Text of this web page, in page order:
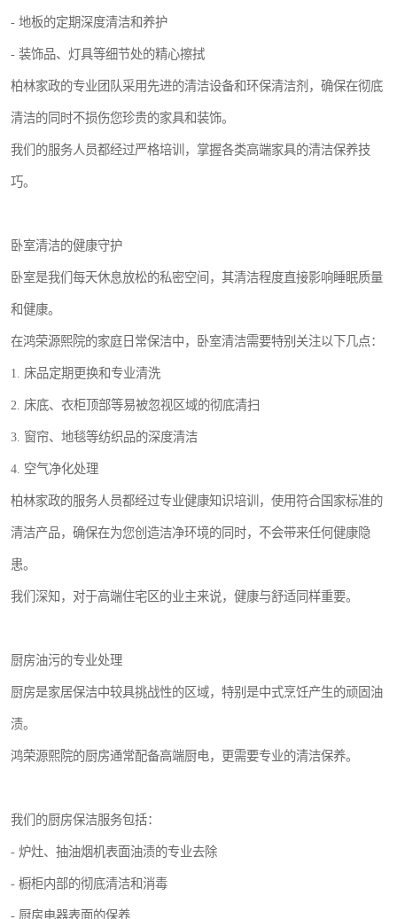
- 地板的定期深度清洁和养护
- 装饰品、灯具等细节处的精心擦拭
柏林家政的专业团队采用先进的清洁设备和环保清洁剂，确保在彻底
清洁的同时不损伤您珍贵的家具和装饰。
我们的服务人员都经过严格培训，掌握各类高端家具的清洁保养技
巧。
卧室清洁的健康守护
卧室是我们每天休息放松的私密空间，其清洁程度直接影响睡眠质量
和健康。
在鸿荣源熙院的家庭日常保洁中，卧室清洁需要特别关注以下几点：
1. 床品定期更换和专业清洗
2. 床底、衣柜顶部等易被忽视区域的彻底清扫
3. 窗帘、地毯等纺织品的深度清洁
4. 空气净化处理
柏林家政的服务人员都经过专业健康知识培训，使用符合国家标准的
清洁产品，确保在为您创造洁净环境的同时，不会带来任何健康隐
患。
我们深知，对于高端住宅区的业主来说，健康与舒适同样重要。
厨房油污的专业处理
厨房是家居保洁中较具挑战性的区域，特别是中式烹饪产生的顽固油
渍。
鸿荣源熙院的厨房通常配备高端厨电，更需要专业的清洁保养。
我们的厨房保洁服务包括：
- 炉灶、抽油烟机表面油渍的专业去除
- 橱柜内部的彻底清洁和消毒
- 厨房电器表面的保养